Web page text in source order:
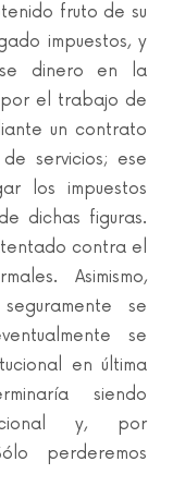
fruto de su
impuestos, y
dinero en la
el trabajo de
un contrato
servicios; ese
los impuestos
dichas figuras.
contra el
Asimismo,
se
se
en última
siendo
y, por
perderemos